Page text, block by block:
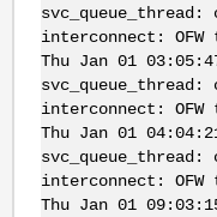
interconnect:
Thu Jan 01
interconnect:
Thu Jan 01
interconnect:
Thu Jan 01